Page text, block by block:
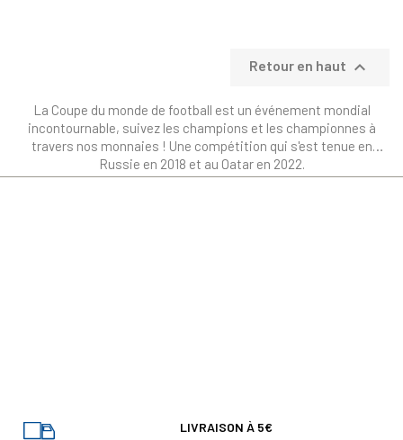
Retour en haut 
La Coupe du monde de football est un événement mondial
incontournable, suivez les champions et les championnes à
travers nos monnaies ! Une compétition qui s'est tenue en
Russie en 2018 et au Qatar en 2022.
LIVRAISON À 5€